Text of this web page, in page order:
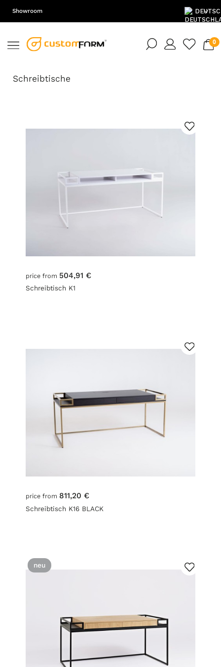
Showroom
Schreibtische
price from 504,91 €
Schreibtisch K1
price from 811,20 €
Schreibtisch K16 BLACK
neu